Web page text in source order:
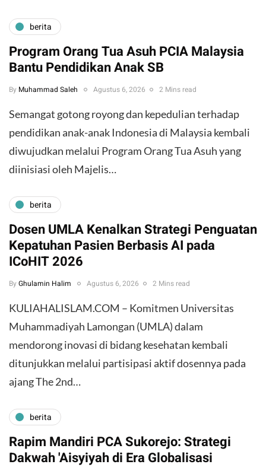
berita
Program Orang Tua Asuh PCIA Malaysia
Bantu Pendidikan Anak SB
By Muhammad Saleh Agustus 6, 2026 2 Mins read
​Semangat gotong royong dan kepedulian terhadap
pendidikan anak-anak Indonesia di Malaysia kembali
diwujudkan melalui Program Orang Tua Asuh yang
diinisiasi oleh Majelis…
berita
Dosen UMLA Kenalkan Strategi Penguatan
Kepatuhan Pasien Berbasis AI pada
ICoHIT 2026
By Ghulamin Halim Agustus 6, 2026 2 Mins read
KULIAHALISLAM.COM – Komitmen Universitas
Muhammadiyah Lamongan (UMLA) dalam
mendorong inovasi di bidang kesehatan kembali
ditunjukkan melalui partisipasi aktif dosennya pada
ajang The 2nd…
berita
Rapim Mandiri PCA Sukorejo: Strategi
Dakwah 'Aisyiyah di Era Globalisasi